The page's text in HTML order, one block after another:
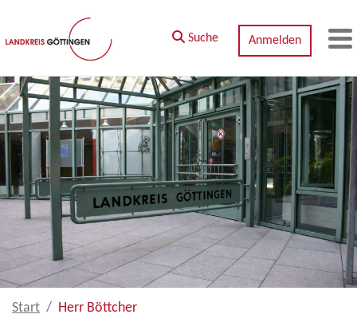
Zum Hauptinhalt springen
Suche
Anmelden
Start Herr Böttcher